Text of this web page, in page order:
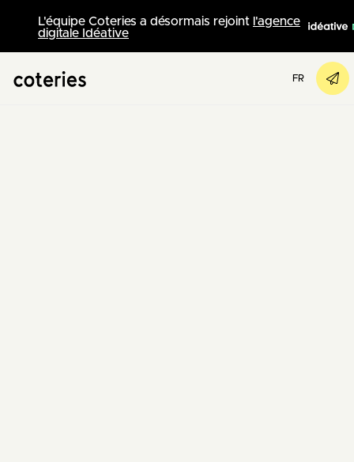
L'équipe Coteries a désormais rejoint l'agence
digitale Idéative
FR